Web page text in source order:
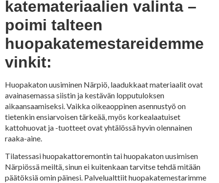
katemateriaalien valinta –
poimi talteen
huopakatemestareidemme
vinkit:
Huopakaton uusiminen Närpiö, laadukkaat materiaalit ovat
avainasemassa siistin ja kestävän lopputuloksen
aikaansaamiseksi. Vaikka oikeaoppinen asennustyö on
tietenkin ensiarvoisen tärkeää, myös korkealaatuiset
kattohuovat ja -tuotteet ovat yhtälössä hyvin olennainen
raaka-aine.
Tilatessasi huopakattoremontin tai huopakaton uusimisen
Närpiössä meiltä, sinun ei kuitenkaan tarvitse tehdä mitään
päätöksiä omin päinesi. Palvelualttiit huopakatemestarimme